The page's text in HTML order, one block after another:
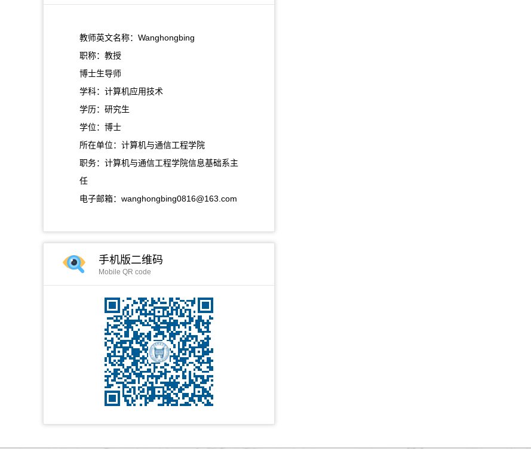
教师英文名称：Wanghongbing
职称：教授
博士生导师
学科：计算机应用技术
学历：研究生
学位：博士
所在单位：计算机与通信工程学院
职务：计算机与通信工程学院信息基础系主
任
电子邮箱： wanghongbing0816@163.com
手机版二维码
Mobile QR code